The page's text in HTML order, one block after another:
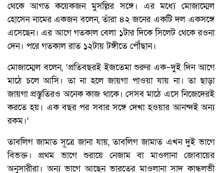
থেকে আগত কয়েকজন মুসল্লির সঙ্গে। এর মধ্যে মোজাম্মেল
হোসেন নামের একজন বলেন, তাঁরা ৪২ জনের একটি দল একসঙ্গে
এসেছেন। এর আগে গতকাল বেলা ১টার দিকে সিলেট থেকে রওনা
দেন। পরে গতকাল রাত ১২টায় টঙ্গীতে পৌঁছান।
মোজাম্মেল বলেন, ‘প্রতিবছরই ইজতেমা শুরুর এক–দুই দিন আগে
মাঠে চলে আসি। তা না হলে জায়গা পাওয়া যায় না। তা ছাড়া
জায়গা প্রস্তুতিরও অনেক কাজ থাকে। সেসব মাঠে এসে নিজেদেরই
করতে হয়। এক বছর পর সবার সঙ্গে দেখা হওয়ার আনন্দই অন্য
রকম।’
তাবলিগ জামাত সূত্রে জানা যায়, তাবলিগ জামাত এখন দুই ভাগে
বিভক্ত। প্রথম ভাগে শুরায়ে নেজাম বা মাওলানা জোবায়ের
অনুসারীরা। অন্য ভাগে আছেন ভারতের মাওলানা সাদ কান্ধলভী